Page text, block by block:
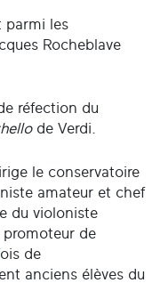
parmi les
Rocheblave
réfection du
de Verdi.
le conservatoire
amateur et chef
du violoniste
promoteur de
de
anciens élèves du